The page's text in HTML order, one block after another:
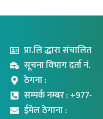
प्रा.लि द्धारा संचालित
सूचना विभाग दर्ता नं.
ठेगना :
सम्पर्क नम्बर : +977-
ईमेल ठेगाना :